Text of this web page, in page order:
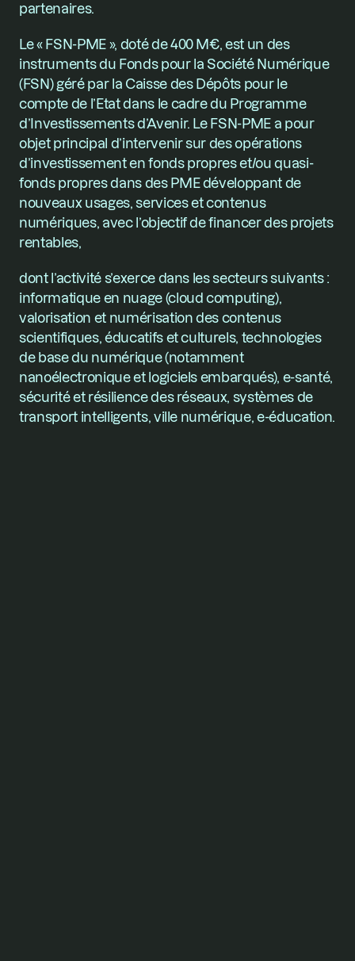
partenaires.
Le « FSN-PME », doté de 400 M€, est un des
instruments du Fonds pour la Société Numérique
(FSN) géré par la Caisse des Dépôts pour le
compte de l’Etat dans le cadre du Programme
d’Investissements d’Avenir. Le FSN-PME a pour
objet principal d’intervenir sur des opérations
d’investissement en fonds propres et/ou quasi-
fonds propres dans des PME développant de
nouveaux usages, services et contenus
numériques, avec l’objectif de financer des projets
rentables,
dont l’activité s’exerce dans les secteurs suivants :
informatique en nuage (cloud computing),
valorisation et numérisation des contenus
scientifiques, éducatifs et culturels, technologies
de base du numérique (notamment
nanoélectronique et logiciels embarqués), e-santé,
sécurité et résilience des réseaux, systèmes de
transport intelligents, ville numérique, e-éducation.